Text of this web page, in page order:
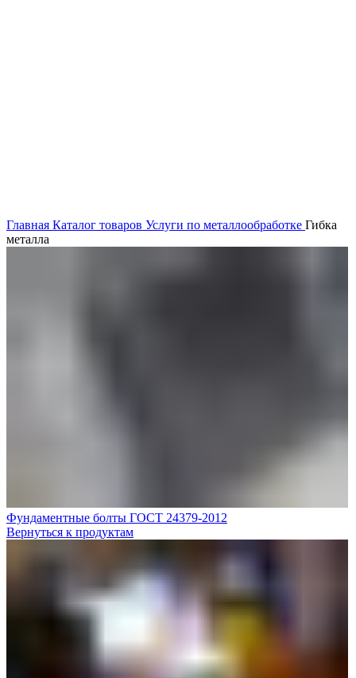
Главная Каталог товаров Услуги по металлообработке Гибка
металла
Фундаментные болты ГОСТ 24379-2012
Вернуться к продуктам